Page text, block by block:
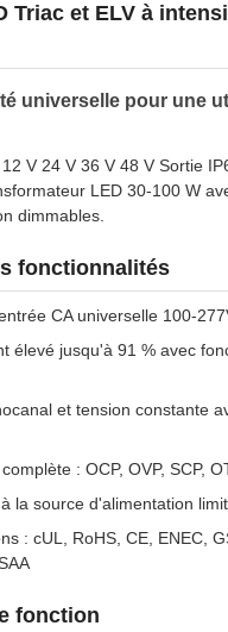
Triac et ELV à
universelle pour une
V 24 V 36 V 48 V Sortie
LED 30-100 W
dimmables.
fonctionnalités
CA universelle 100-
élevé jusqu'à 91 % avec
et tension constante
: OCP, OVP, SCP,
la source d'alimentation
: cUL, RoHS, CE, ENEC,
fonction